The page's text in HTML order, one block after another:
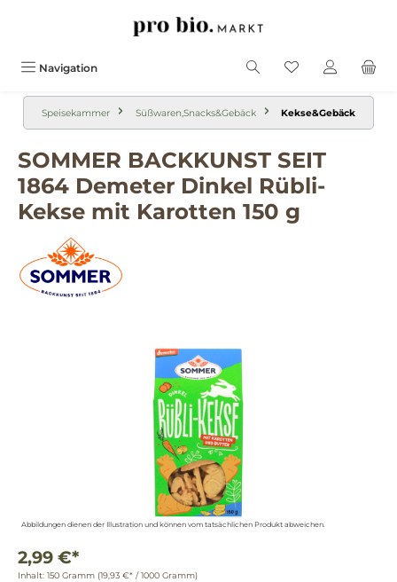
Navigation
Speisekammer Süßwaren,Snacks&Gebäck Kekse&Gebäck
SOMMER BACKKUNST SEIT
1864 Demeter Dinkel Rübli-
Kekse mit Karotten 150 g
Abbildungen dienen der Illustration und können vom tatsächlichen Produkt abweichen.
2,99 €*
Inhalt: 150 Gramm (19,93 €* / 1000 Gramm)